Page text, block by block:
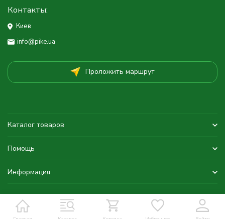
Контакты:
Киев
info@pike.ua
Проложить маршрут
Каталог товаров
Помощь
Информация